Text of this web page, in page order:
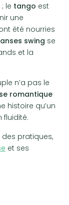
le tango est
une
été nourries
swing se
et la
n’a pas le
romantique
histoire qu’un
fluidité.
des pratiques,
et ses